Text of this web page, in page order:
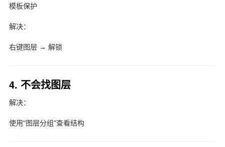
模板保护
解决：
右键图层 → 解锁
4. 不会找图层
解决：
使用“图层分组”查看结构